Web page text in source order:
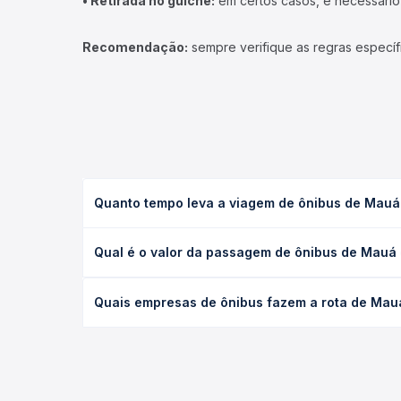
Recomendação: sempre verifique as regras
Quanto tempo leva a viagem de ônibus de
executivo ou leito) e as condições de tráfego. Na
Qual é o valor da passagem de ônibus de
poltrona e a antecedência da compra. Na Quero
Quais empresas de ônibus fazem a rota de